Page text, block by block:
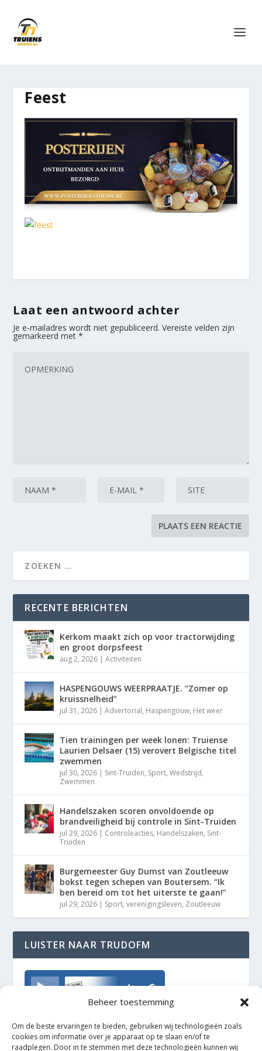
Beheer toestemming
Om de beste ervaringen te bieden, gebruiken wij technologieën zoals
cookies om informatie over je apparaat op te slaan en/of te
raadplegen. Door in te stemmen met deze technologieën kunnen wij
Feest
Laat een antwoord achter
Je e-mailadres wordt niet gepubliceerd. Vereiste velden zijn
gemarkeerd met*
RECENTE BERICHTEN
Kerkom maakt zich op voor tractorwijding
en groot dorpsfeest
aug 2, 2026 |Activiteiten
HASPENGOUWS WEERPRAATJE. “Zomer op
kruissnelheid”
jul 31, 2026 |Advertorial, Haspengouw, Het weer
Tien trainingen per week lonen: Truiense
Laurien Delsaer (15) verovert Belgische titel
zwemmen
jul 30, 2026 | Sint-Truiden, Sport,Wedstrijd,
Zwemmen
Handelszaken scoren onvoldoende op
brandveiligheid bij controle in Sint-Truiden
jul 29, 2026 | Controleacties, Handelszaken, Sint-
Truiden
Burgemeester Guy Dumst van Zoutleeuw
bokst tegen schepen van Boutersem. “Ik
ben bereid om tot het uiterste te gaan!”
jul 29, 2026 | Sport,verenigingsleven, Zoutleeuw
LUISTER NAAR TRUDOFM
TrudoFM